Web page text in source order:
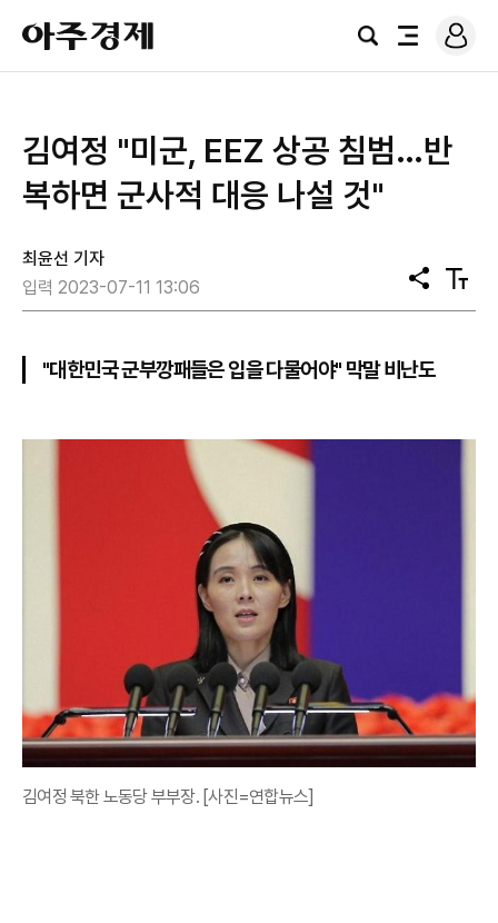
아
주
경
검
전
로
그
김여정 "미군, EEZ 상공 침범…반
복하면 군사적 대응 나설 것"
최윤선 기자
입력 2023-07-11 13:06
공
유
텍
스
"대한민국 군부깡패들은 입을 다물어야" 막말 비난도
김여정 북한 노동당 부부장. [사진=연합뉴스]